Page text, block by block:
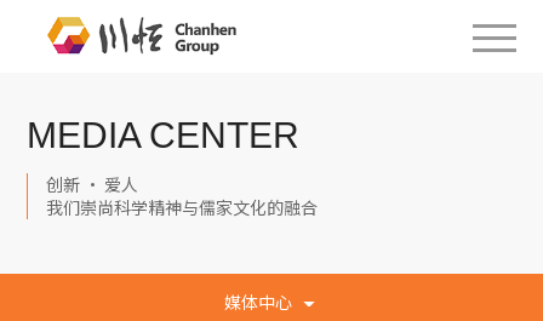
MEDIA CENTER
创新 · 爱人
我们崇尚科学精神与儒家文化的融合
媒体中心